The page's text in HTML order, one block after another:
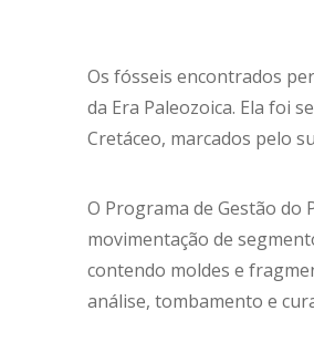
Os fósseis encontrados
da Era Paleozoica. Ela foi
Cretáceo, marcados pelo
O Programa de Gestão
movimentação de
contendo moldes e
análise, tombamento e